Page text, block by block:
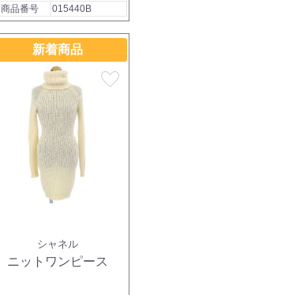
商品番号
015440B
新着商品
favorite
シャネル
ニットワンピース